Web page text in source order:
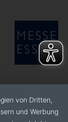
von Dritten,
und Werbung